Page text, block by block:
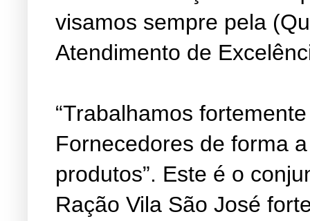
visamos sempre pela
Atendimento de
“Trabalhamos
Fornecedores de forma
produtos”. Este é o
Ração Vila São José